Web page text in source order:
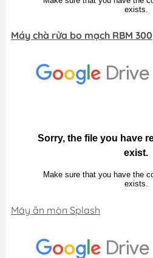
Máy chà rửa bo mạch RBM 300
Máy ăn mòn Splash